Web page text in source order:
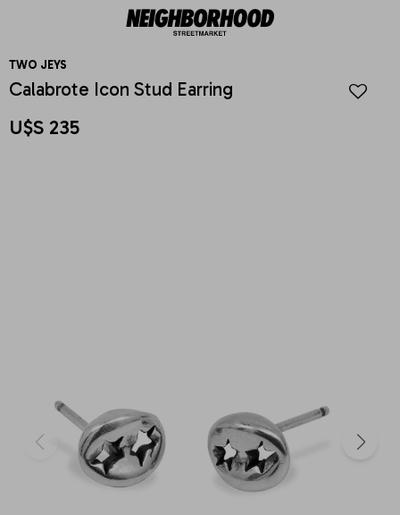
TWO JEYS
Calabrote Icon Stud Earring
U$S 235